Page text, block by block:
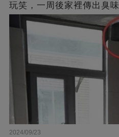
玩笑，一周後家裡傳出臭味
2024/09/23